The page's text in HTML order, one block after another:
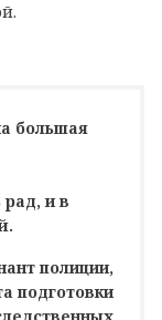
большая
рад, и в
полиции,
подготовки